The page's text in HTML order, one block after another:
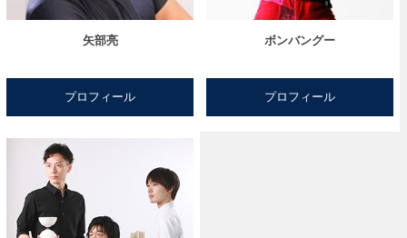
矢部亮
プロフィール
ボンバングー
プロフィール